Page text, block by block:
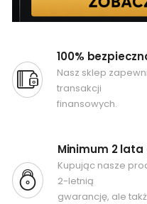
100%
Nasz sklep
transakcji
finansowych.
Minimum 2
Kupując nasze
2-letnią
gwarancję, ale